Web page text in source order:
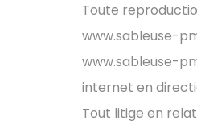
Toute
www.sableuse-
www.sableuse-
internet en
Tout litige en